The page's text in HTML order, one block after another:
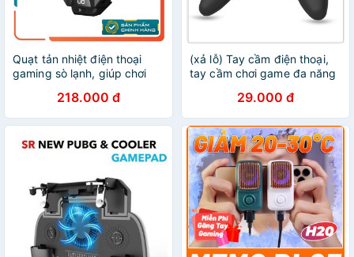
Quạt tản nhiệt điện thoại
gaming sò lạnh, giúp chơi
DL05/DL06/DL02/FL01/FL05/FL06
chơi PUBG FF ROS
218.000 đ
(xả lỗ) Tay cầm điện thoại,
tay cầm chơi game đa năng
mát, Giá đỡ điện thoại)
29.000 đ